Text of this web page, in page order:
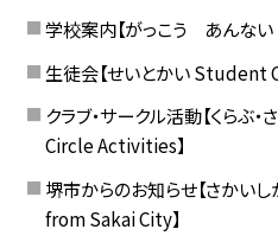
学校案内【がっこう あんな
生徒会【せいとかい Student
クラブ・サークル活動【くら
Circle Activities】
堺市からのお知らせ【さか
from Sakai City】